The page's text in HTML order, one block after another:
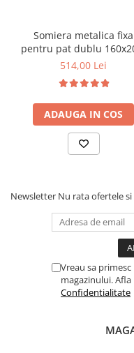
Somiera metalica fixa
pentru pat dublu
6 picioare, 32 lamele
saltea ferm, negru
514,00 Lei
ADAUGA IN COS
Newsletter Nu rata ofertele
Vreau sa
magazinului.
Confidentialitate